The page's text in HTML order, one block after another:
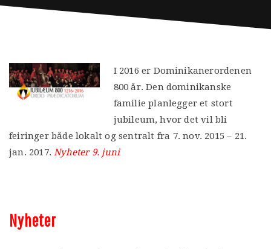
I 2016 er Dominikanerordenen
800 år. Den dominikanske
familie planlegger et stort
jubileum, hvor det vil bli
feiringer både lokalt og sentralt fra 7. nov. 2015 – 21.
jan. 2017.Nyheter 9. juni
Nyheter